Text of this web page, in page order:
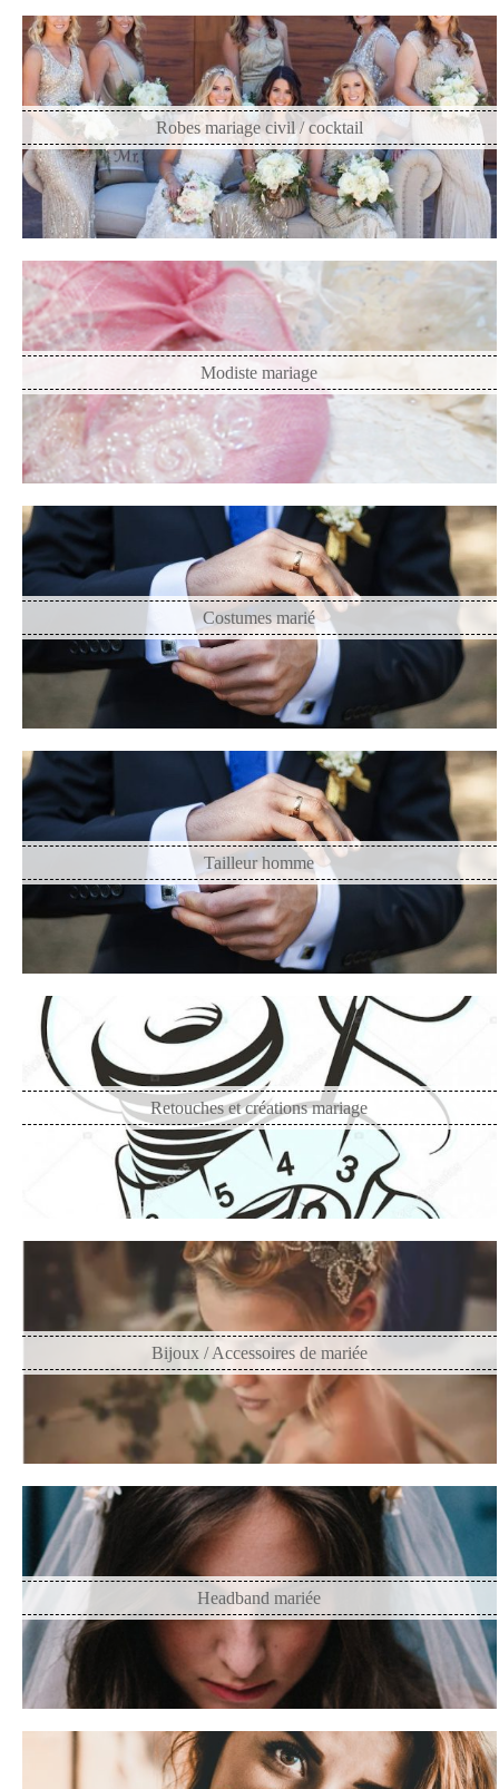
Robes mariage civil / cocktail
Modiste mariage
Costumes marié
Tailleur homme
Retouches et créations mariage
Bijoux / Accessoires de mariée
Headband mariée